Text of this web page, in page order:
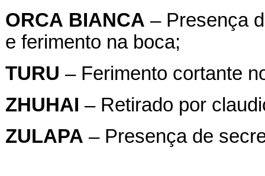
ORCA BIANCA – Presença
e ferimento na boca;
TURU – Ferimento cortante
ZHUHAI – Retirado por
ZULAPA – Presença de